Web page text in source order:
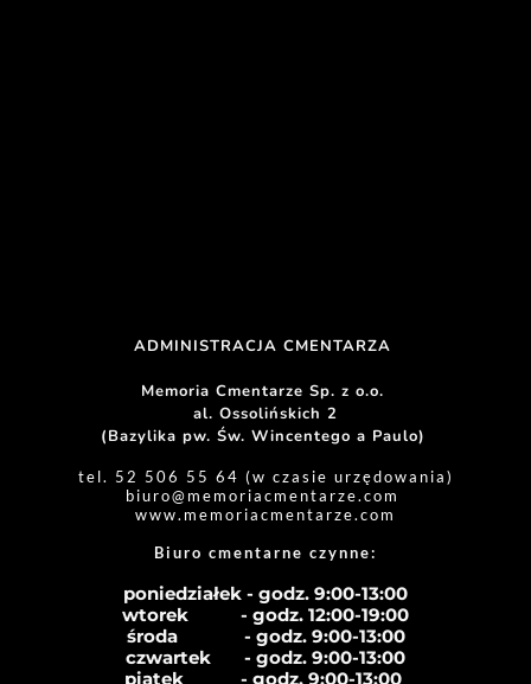
ADMINISTRACJA CMENTARZA
Memoria Cmentarze Sp. z o.o.
al. Ossolińskich 2
(Bazylika pw. Św. Wincentego a Paulo)
tel. 52 506 55 64 (w czasie urzędowania)
biuro@memoriacmentarze.com
www.memoriacmentarze.com
Biuro cmentarne czynne:
poniedziałek - godz. 9:00-13:00
wtorek           - godz. 12:00-19:00
środa              - godz. 9:00-13:00
czwartek       - godz. 9:00-13:00
piątek            - godz. 9:00-13:00